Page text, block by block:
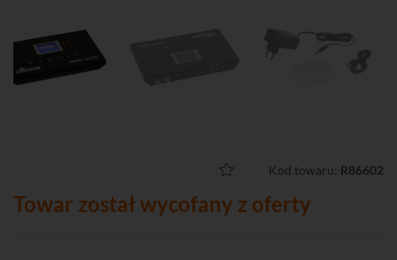
Kod towaru: R86602
Towar został wycofany z oferty